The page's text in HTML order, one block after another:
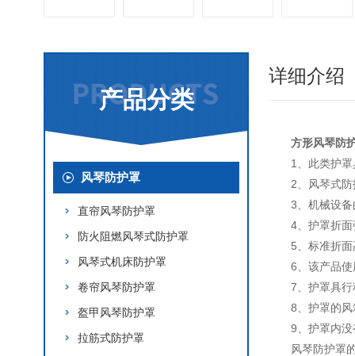
产品分类
风琴防护罩
直帘风琴防护罩
防火阻燃风琴式防护罩
风琴式机床防护罩
卷帘风琴防护罩
盔甲风琴防护罩
拉筋式防护罩
详细介绍
方形风琴防
1、此类护
2、风琴式
3、机械设
4、护罩折
5、标准折
6、该产品
7、护罩具
8、护罩的
9、护罩内
风琴防护罩